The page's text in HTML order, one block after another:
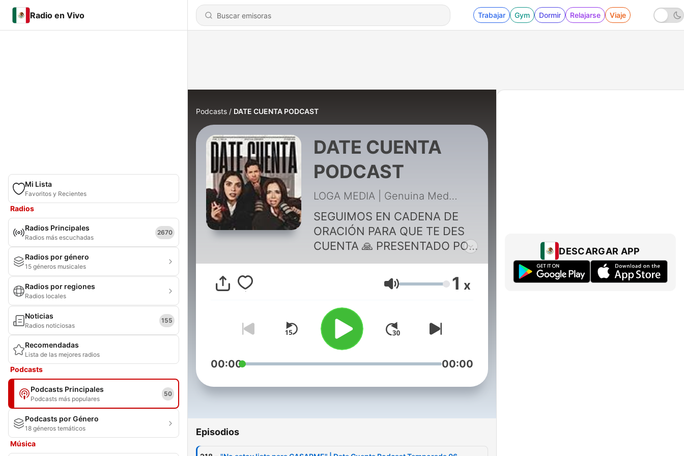
Radio en Vivo Trabajar Gym Dormir Relajarse Viaje
Mi Lista
Favoritos y Recientes
Radios
Radios Principales
Radios más escuchadas
2670
Radios por género
15 géneros musicales
Radios por regiones
Radios locales
Noticias
Radios noticiosas
155
Recomendadas
Lista de las mejores radios
Podcasts
Podcasts Principales
Podcasts más populares
50
Podcasts por Género
18 géneros temáticos
Música
Podcasts DATE CUENTA PODCAST
DATE CUENTA
PODCAST
LOGA MEDIA | Genuina Media
SEGUIMOS EN CADENA DE
ORACIÓN PARA QUE TE DES
CUENTA 🙏 PRESENTADO POR
JORGE LOZANO H. CON
ROCÍO GOMEZ TURNER Y
SANDY FAYAD
Volumen 1 x
00:00 00:00
Episodios
DESCARGAR APP